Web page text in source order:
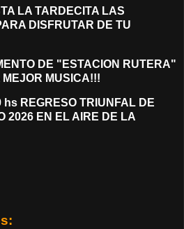
LA TARDECITA LAS
DISFRUTAR DE TU
DE "ESTACION RUTERA"
MUSICA!!!
REGRESO TRIUNFAL DE
2026 EN EL AIRE DE LA